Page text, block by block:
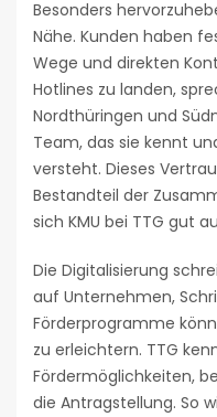
Besonders
Nähe. Kunden haben
Wege und direkten
Hotlines zu landen,
Nordthüringen und
Team, das sie kennt
versteht. Dieses
Bestandteil der
sich KMU bei TTG gut
Die Digitalisierung
auf Unternehmen,
Förderprogramme
zu erleichtern. TTG
Fördermöglichkeiten,
die Antragstellung. So